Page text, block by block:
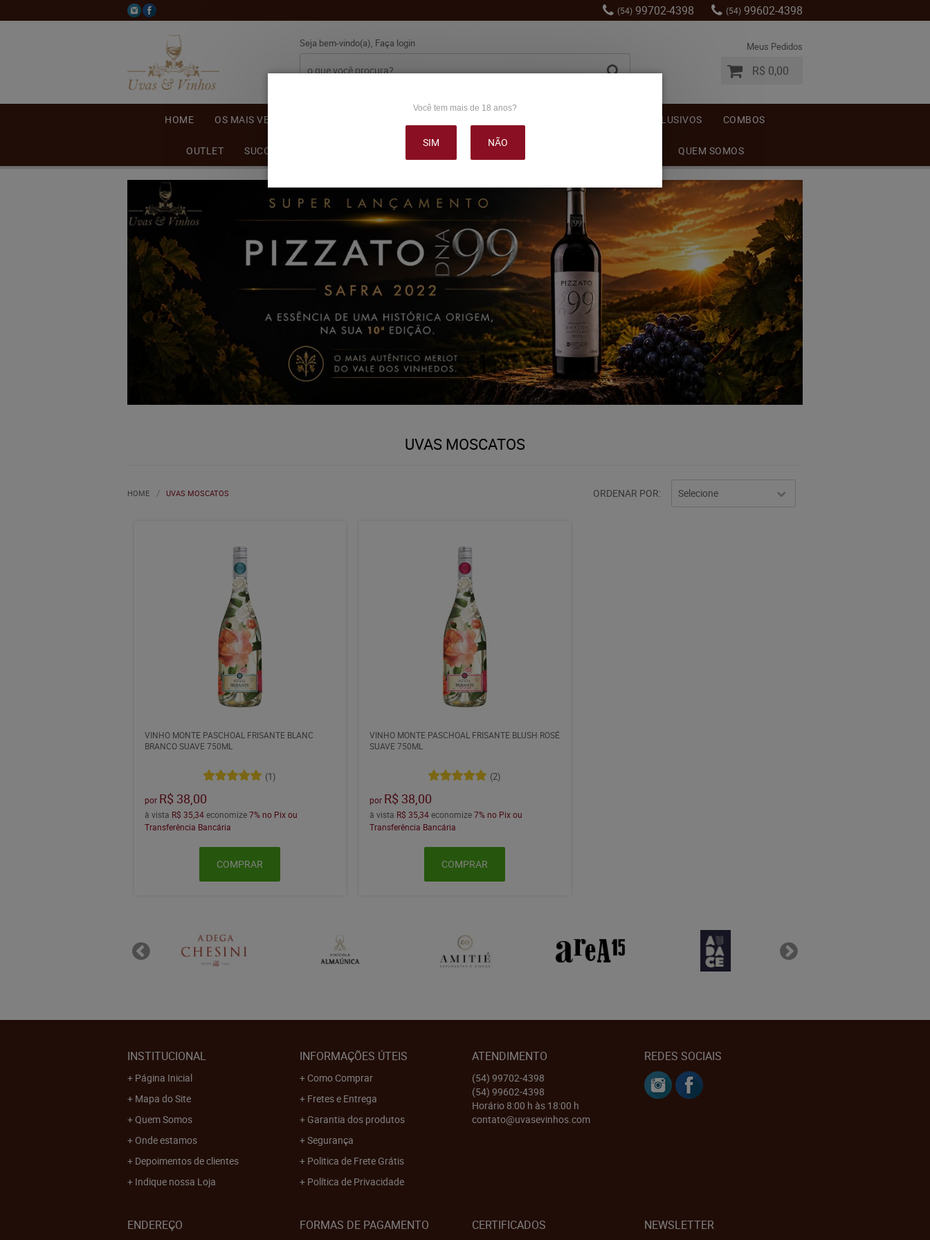
(54) 99702-4398 (54) 99602-4398
Seja bem-vindo(a), Faça login Meus Pedidos
R$ 0,00
HOME OS MAIS VENDIDOS EXCLUSIVOS COMBOS
OUTLET SUCO DE UVA DELICATÉSSE & ACESSÓRIOS QUEM SOMOS
UVAS MOSCATOS
HOME UVAS MOSCATOS ORDENAR POR Selecione
VINHO MONTE PASCHOAL FRISANTE BLANC
BRANCO SUAVE 750ML
(1)
por R$ 38,00
à vista R$ 35,34economize7% no Pix ou
Transferência Bancária
COMPRAR
VINHO MONTE PASCHOAL FRISANTE BLUSH ROSÉ
SUAVE 750ML
(2)
por R$ 38,00
à vista R$ 35,34economize7% no Pix ou
Transferência Bancária
COMPRAR
INSTITUCIONAL
Página Inicial
Mapa do Site
Quem Somos
Onde estamos
Depoimentos de clientes
Indique nossa Loja
INFORMAÇÕES ÚTEIS
Como Comprar
Fretes e Entrega
Garantia dos produtos
Segurança
Politica de Frete Grátis
Política de Privacidade
ATENDIMENTO
(54) 99702-4398
(54) 99602-4398
Horário 8:00 h às 18:00 h
contato@uvasevinhos.com
REDES SOCIAIS
ENDEREÇO FORMAS DE PAGAMENTO CERTIFICADOS NEWSLETTER
Você tem mais de 18 anos?
SIM NÃO